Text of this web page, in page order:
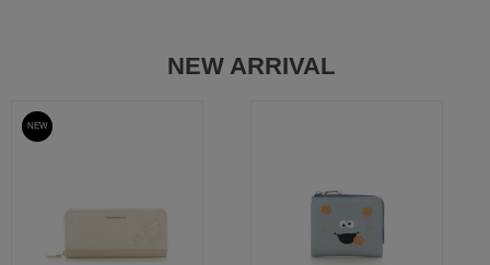
NEW ARRIVAL
予約
NEW